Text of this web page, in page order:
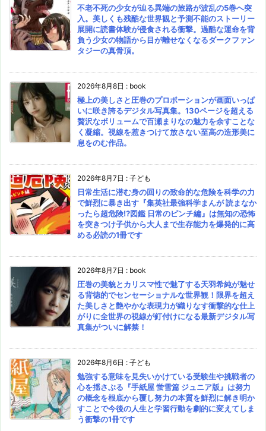
不老不死の少女が辿る異端の旅路が波乱の5巻へ突
入。美しくも残酷な世界観と予測不能のストーリー
展開に読書体験が侵食される衝撃。過酷な運命を背
負う少女の物語から目が離せなくなるダークファン
タジーの真骨頂。
2026年8月8日 : book
極上の美しさと圧巻のプロポーションが画面いっぱ
いに咲き誇るデジタル写真集。130ページを超える
贅沢なボリュームで百瀬まりなの魅力を余すことな
く凝縮。視線を惹きつけて放さない至高の造形美に
息をのむ作品。
2026年8月7日 : 子ども
日常生活に潜む身の回りの致命的な危険を科学の力
で鮮烈に暴き出す『集英社最強科学まんが 読まなか
ったら超危険!?図鑑 日常のピンチ編』は無知の恐怖
を突きつけ子供から大人まで生存能力を爆発的に高
める必読の1冊です
2026年8月7日 : book
圧巻の美貌とカリスマ性で魅了する天羽希純が魅せ
る背徳的でセンセーショナルな世界観！限界を超え
た美しさと艶やかな表現力が織りなす衝撃的な仕上
がりに全世界の視線が釘付けになる最新デジタル写
真集がついに解禁！
2026年8月6日 : 子ども
勉強する意味を見失いかけている受験生や挑戦者の
心を揺さぶる『手紙屋 蛍雪篇 ジュニア版』は努力
の概念を根底から覆し努力の本質を鮮烈に解き明か
すことで今後の人生と学習行動を劇的に変えてしま
う衝撃の1冊です